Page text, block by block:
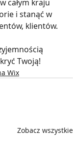
całym kraju
i stanąć w
klientów.
Twoją!
Wix
Zobacz wszystkie